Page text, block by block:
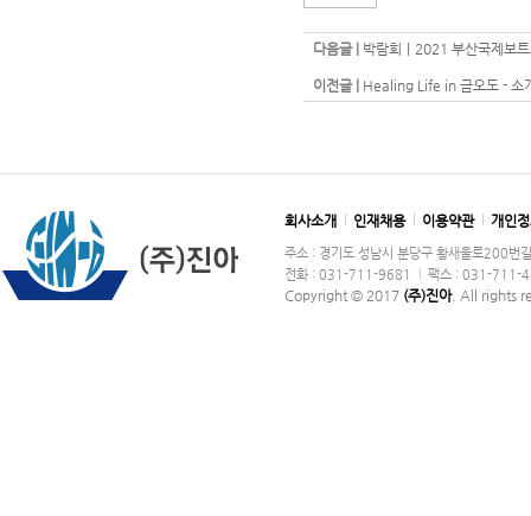
다음글 | 박람회｜2021 부산국제보
이전글 | Healing Life in 금오도 - 소
회사소개 인재채용 이용약관 개인
주소 : 경기도 성남시 분당구 황새울로200
전화 : 031-711-9681
팩스 : 031-711-
Copyright © 2017 (주)진아. All rights